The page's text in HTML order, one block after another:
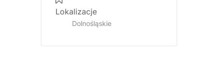
Lokalizacje
Dolnośląskie